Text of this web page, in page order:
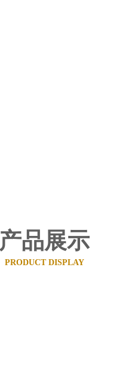
产品展示
PRODUCT DISPLAY